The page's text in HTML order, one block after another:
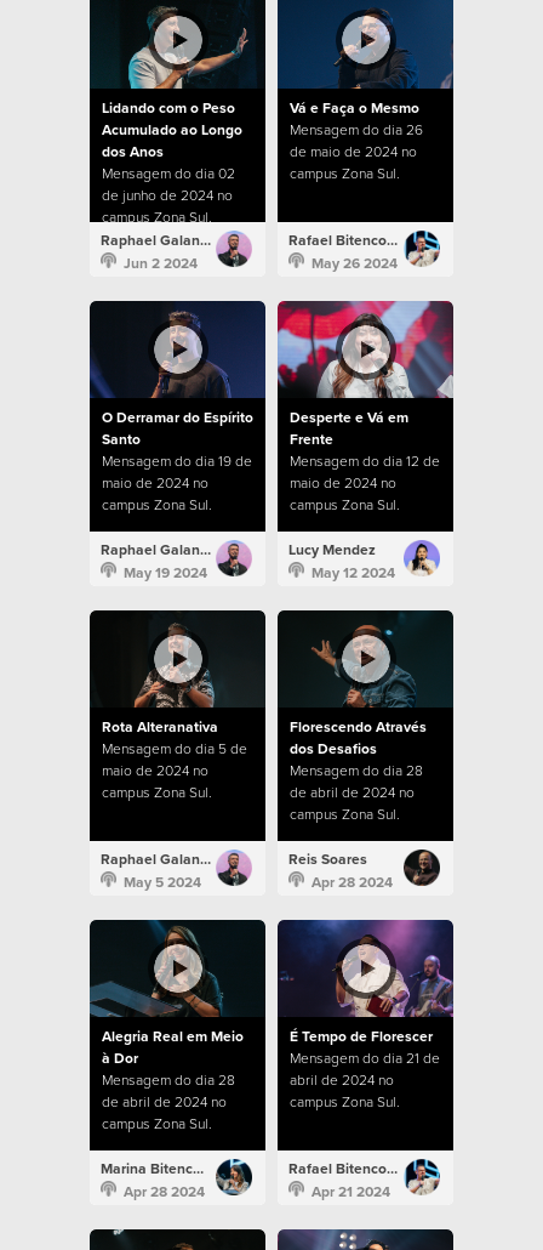
Lidando com o Peso
Acumulado ao Longo
dos Anos
Mensagem do dia 02
de junho de 2024 no
campus Zona Sul.
Raphael Galante
Jun 2 2024
Vá e Faça o Mesmo
Mensagem do dia 26
de maio de 2024 no
campus Zona Sul.
Rafael Bitencourt
May 26 2024
O Derramar do Espírito
Santo
Mensagem do dia 19 de
maio de 2024 no
campus Zona Sul.
Raphael Galante
May 19 2024
Desperte e Vá em
Frente
Mensagem do dia 12 de
maio de 2024 no
campus Zona Sul.
Lucy Mendez
May 12 2024
Rota Alteranativa
Mensagem do dia 5 de
maio de 2024 no
campus Zona Sul.
Raphael Galante
May 5 2024
Florescendo Através
dos Desafios
Mensagem do dia 28
de abril de 2024 no
campus Zona Sul.
Reis Soares
Apr 28 2024
Alegria Real em Meio
à Dor
Mensagem do dia 28
de abril de 2024 no
campus Zona Sul.
Marina Bitencourt
Apr 28 2024
É Tempo de Florescer
Mensagem do dia 21 de
abril de 2024 no
campus Zona Sul.
Rafael Bitencourt
Apr 21 2024